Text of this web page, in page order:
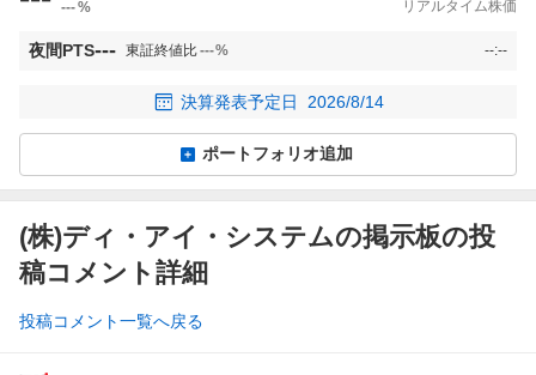
---%
リアルタイム株価
夜間PTS--- 東証終値比---% --:--
決算発表予定日 2026/8/14
ポートフォリオ追加
(株)ディ・アイ・システムの掲示板の投
稿コメント詳細
投稿コメント一覧へ戻る